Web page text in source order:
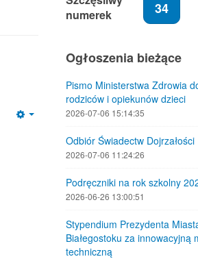
numerek
34
Ogłoszenia bieżące
Pismo Ministerstwa Zdrowia
rodziców i opiekunów dzieci
2026-07-06 15:14:35
Odbiór Świadectw Dojrzałości
2026-07-06 11:24:26
Podręczniki na rok szkolny
2026-06-26 13:00:51
Stypendium Prezydenta
Białegostoku za innowacyjną
techniczną